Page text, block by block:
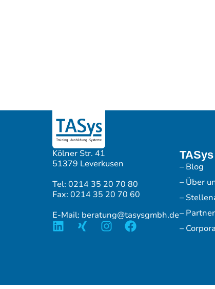
Kölner Str. 41
51379 Leverkusen
Tel: 0214 35 20 70 80
Fax: 0214 35 20 70 60
E-Mail: beratung@tasysgmbh.de
– Blog
– Über
–
–
–